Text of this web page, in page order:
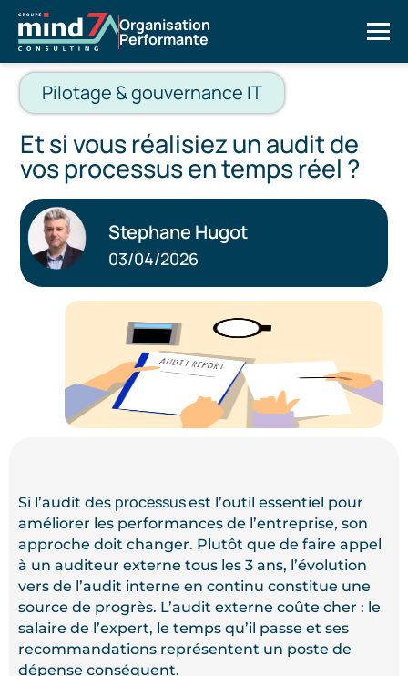
Organisation
Performante
Pilotage & gouvernance IT
Et si vous réalisiez un audit de
vos processus en temps réel ?
Stephane Hugot
03/04/2026
Si l’audit des processusest l’outil essentiel pour
améliorer les performances de l’entreprise, son
approche doit changer. Plutôt que de faire appel
à un auditeur externe tous les 3 ans, l’évolution
vers de l’audit interne en continu constitue une
source de progrès. L’audit externe coûte cher : le
salaire de l’expert, le temps qu’il passe et ses
recommandations représentent un poste de
dépense conséquent.